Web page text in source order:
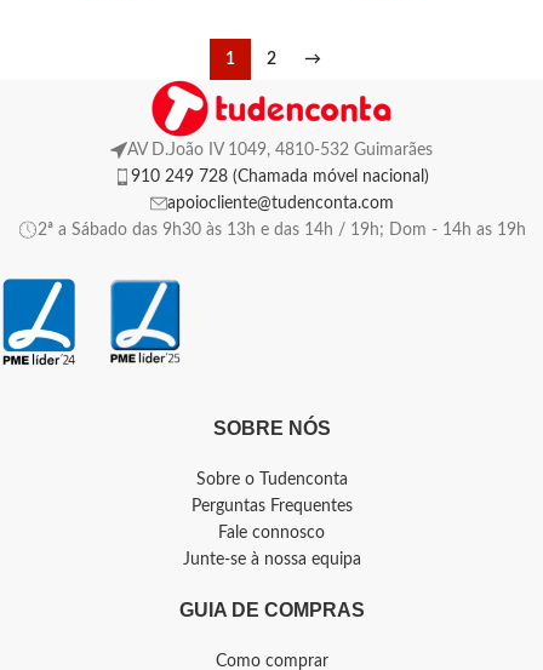
1 2 →
AV D.João IV 1049, 4810-532 Guimarães
910 249 728 (Chamada móvel nacional)
apoiocliente@tudenconta.com
2ª a Sábado das 9h30 às 13h e das 14h / 19h; Dom - 14h as 19h
SOBRE NÓS
Sobre o Tudenconta
Perguntas Frequentes
Fale connosco
Junte-se à nossa equipa
GUIA DE COMPRAS
Como comprar